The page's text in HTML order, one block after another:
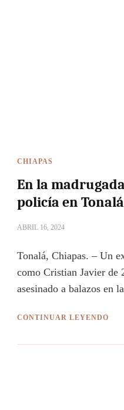
CHIAPAS
En la
policía en Tonalá
ABRIL 16, 2024
Tonalá, Chiapas. – Un
como Cristian Javier de
asesinado a balazos en
CONTINUAR LEYENDO